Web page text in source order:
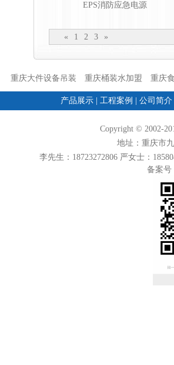
EPS消防应急电源
« 1 2 3 »
重庆大件设备吊装 重庆桶装水加盟 重庆
产品展示 工程案例 公司简介
Copyright © 2002-
地址：重庆市
李先生：18723272806 严女士：
备案号